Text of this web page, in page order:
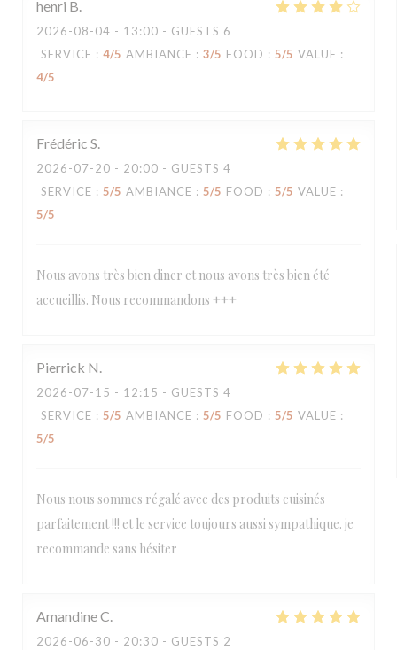
henri B
2026-08-04 - 13:00 - GUESTS 6
SERVICE : 4/5 AMBIANCE : 3/5 FOOD : 5/5 VALUE :
4/5
Frédéric S
2026-07-20 - 20:00 - GUESTS 4
SERVICE : 5/5 AMBIANCE : 5/5 FOOD : 5/5 VALUE :
5/5
Nous avons très bien diner et nous avons très bien été
accueillis. Nous recommandons +++
Pierrick N
2026-07-15 - 12:15 - GUESTS 4
SERVICE : 5/5 AMBIANCE : 5/5 FOOD : 5/5 VALUE :
5/5
Nous nous sommes régalé avec des produits cuisinés
parfaitement !!! et le service toujours aussi sympathique. je
recommande sans hésiter
AmandineC
2026-06-30 - 20:30 - GUESTS 2